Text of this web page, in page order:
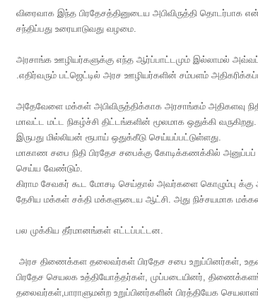
விரைவாக இந்த பிரதேசத்தினுடைய அபிவிருத்தி தொடர்பாக
சந்திப்பது உரையாடுவது வழமை.
அரசாங்க ஊழியர்களுக்கு எந்த ஆர்ப்பாட்டமும் இல்லாமல்
.எதிர்வரும் பட்ஜெட்டில் அரச ஊழியர்களின் சம்பளம்
அதேவேளை மக்கள் அபிவிருத்திக்காக அரசாங்கம் அதிகளவு
மாவட்ட மட்ட நிகழ்ச்சி திட்டங்களின் மூலமாக ஒதுக்கி வருகிறது.
இருபது மில்லியன் ரூபாய் ஒதுக்கீடு செய்யப்பட்டுள்ளது.
மாகாண சபை நிதி பிரதேச சபைக்கு கோடிக்கணக்கில்
செய்ய வேண்டும்.
கிராம சேவகர் கூட மோசடி செய்தால் அவர்களை கொழும்பு க்கு
தேசிய மக்கள் சக்தி மக்களுடைய ஆட்சி. அது நிச்சயமாக
பல முக்கிய தீர்மானங்கள் எட்டப்பட்டன.
அரச திணைக்கள தலைவர்கள் பிரதேச சபை உறுப்பினர்கள்,
பிரதேச செயலக உத்தியோத்தர்கள், முப்படையினர்,
தலைவர்கள்,பாராளுமன்ற உறுப்பினர்களின் பிரத்தியேக